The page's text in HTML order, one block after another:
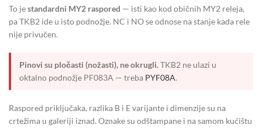
To jestandardni MY2 raspored — isti kao kod običnih MY2 releja,
pa TKB2 ide u isto podnožje. NC i NO se odnose na stanje kada rele
nije privučen.
Pinovi su pločasti (nožasti), ne okrugli.TKB2 ne ulazi u
oktalno podnožje PF083A — treba PYF08A.
Raspored priključaka, razlika B i E varijante i dimenzije su na
crtežima u galeriji iznad. Oznake su odštampane i na samom kućištu